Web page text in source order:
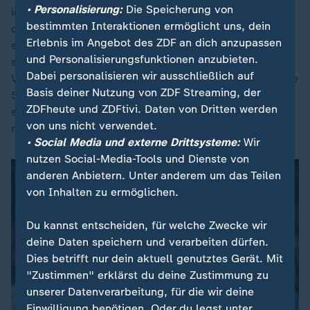
innerhalb von zehn Tagen drei Spiele verloren. Und
danach wieder eins gewonnen. Im Fußball geht es
schnell." Ein Sieg am Mittwoch gegen Villarreal - "und
schon sieht es wieder anders aus. Ich habe volles
Vertrauen in meine Mannschaft." Derzeit formschwache
Spieler wie Malik Tillman oder Ernest Poku redet er
stark. Vor allem Tillman werde schon noch von sich
reden machen.
• Personalisierung:Die Speicherung von
bestimmten Interaktionen ermöglicht uns, dein
Erlebnis im Angebot des ZDF an dich anzupassen
und Personalisierungsfunktionen anzubieten.
Dabei personalisieren wir ausschließlich auf
Basis deiner Nutzung von ZDF Streaming, der
ZDFheute und ZDFtivi. Daten von Dritten werden
von uns nicht verwendet.
• Social Media und externe Drittsysteme:Wir
nutzen Social-Media-Tools und Dienste von
anderen Anbietern. Unter anderem um das Teilen
von Inhalten zu ermöglichen.
Du kannst entscheiden, für welche Zwecke wir
deine Daten speichern und verarbeiten dürfen.
Dies betrifft nur dein aktuell genutztes Gerät. Mit
"Zustimmen" erklärst du deine Zustimmung zu
unserer Datenverarbeitung, für die wir deine